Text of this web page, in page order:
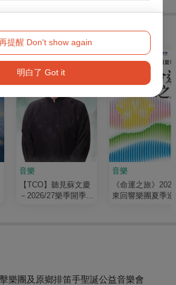
提醒 Don't show again
明白了 Got it
也買了...
音樂
【TCO】聽見蘇文慶
－2026/27樂季開季音
音樂
《命運之旅》
東回響樂團夏季巡
樂團及原鄉排笛手聖誕公益音樂會